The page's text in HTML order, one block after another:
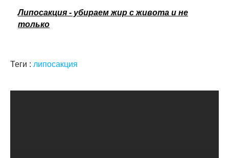
Липосакция - убираем жир с живота и не
только
Теги : липосакция